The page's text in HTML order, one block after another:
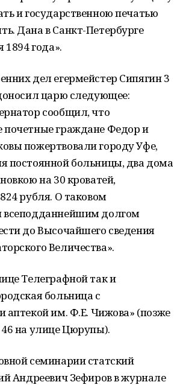
и государственною печатью
Дана в Санкт-Петербурге
1894 года».
дел егермейстер Сипягин 3
царю следующее:
сообщил, что
почетные граждане Федор и
пожертвовали городу Уфе,
постоянной больницы, два дома
на 30 кроватей,
рубля. О таковом
всеподданнейшим долгом
до Высочайшего сведения
Величества».
Телеграфной так и
больница с
аптекой им. Ф.Е. Чижова» (позже
на улице Цюрупы).
семинарии статский
Андреевич Зефиров в журнале